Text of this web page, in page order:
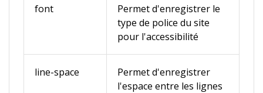
font
Permet d'enregistrer le
type de police du site
pour l'accessibilité
line-space
Permet d'enregistrer
l'espace entre les lignes